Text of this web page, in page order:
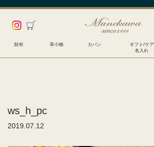
財布 革小物 カバン
ギフト/ケア
名入れ
ws_h_pc
2019.07.12